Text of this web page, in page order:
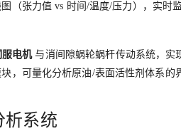
（张力值 vs 时间/温度/压力），实时
服电机与消间隙蜗轮蜗杆传动系统，实
，可量化分析原油/表面活性剂体系的
析系统